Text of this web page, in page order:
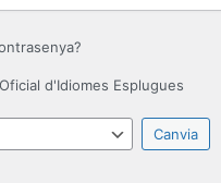
d'Idiomes Esplugues